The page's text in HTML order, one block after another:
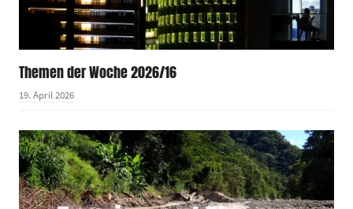
Themen der Woche 2026/16
19. April 2026